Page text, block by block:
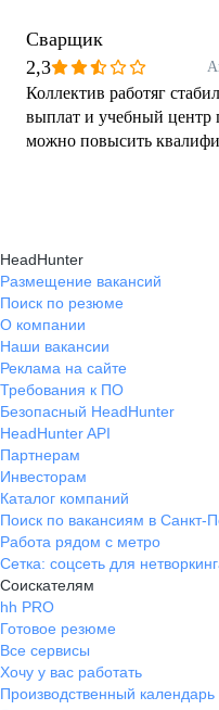
Сварщик
2,3
Коллектив работяг
выплат и учебный центр
можно повысить
HeadHunter
Размещение вакансий
Поиск по резюме
О компании
Наши вакансии
Реклама на сайте
Требования к ПО
Безопасный HeadHunter
HeadHunter API
Партнерам
Инвесторам
Каталог компаний
Поиск по вакансиям в Санкт-
Работа рядом с метро
Сетка: соцсеть для
Соискателям
hh PRO
Готовое резюме
Все сервисы
Хочу у вас работать
Производственный календарь